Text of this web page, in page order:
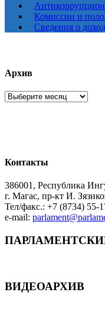
Комиссии и
Сведения о
Архив
Архив
Контакты
386001, Республика
г. Магас, пр-кт И.
Тел/факс.: +7 (8734) 55-
e-mail:
ВИДЕОАРХИВ